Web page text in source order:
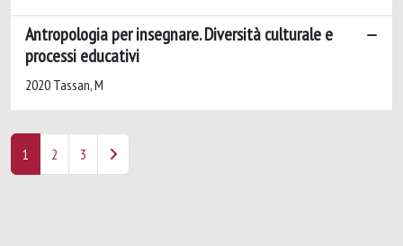
Antropologia per insegnare. Diversità culturale e
processi educativi
2020 Tassan, M
1 2 3